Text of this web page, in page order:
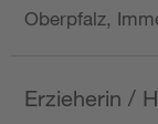
Oberpfalz,
Erzieherin /